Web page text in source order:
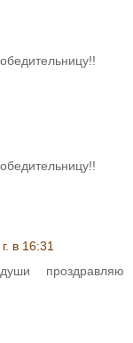
в 16:31
проздравляю